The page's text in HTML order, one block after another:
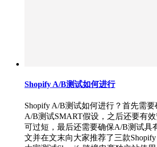
Shopify A/B测试如何进行
Shopify A/B测试如何进行？首先需
A/B测试SMART假设，之后还要有
可过短，最后还需要确保A/B测试具
文并在文末向大家推荐了三款